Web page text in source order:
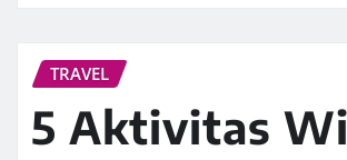
TRAVEL
5 Aktivitas